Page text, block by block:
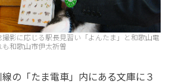
影に応じる駅長見習い「よんたま」と和歌山電
和歌山市伊太祈曽
の「たま電車」内にある文庫に３